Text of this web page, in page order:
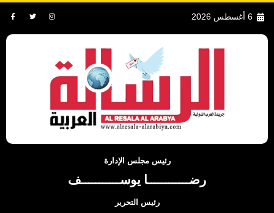
6 أغسطس 2026
رئيس مجلس الإدارة
رضــــــــــــا يوســـــــــــف
رئيس التحرير